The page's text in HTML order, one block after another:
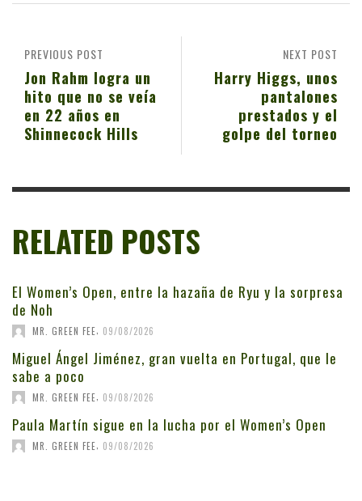
NEXT POST
Harry Higgs, unos
pantalones
prestados y el
golpe del torneo
PREVIOUS POST
Jon Rahm logra un
hito que no se veía
en 22 años en
Shinnecock Hills
RELATED POSTS
El Women’s Open, entre la hazaña de Ryu y la sorpresa
de Noh
MR. GREEN FEE, 09/08/2026
Miguel Ángel Jiménez, gran vuelta en Portugal, que le
sabe a poco
MR. GREEN FEE 09/08/2026
Paula Martín sigue en la lucha por el Women’s Open
MR. GREEN FEE 09/08/2026